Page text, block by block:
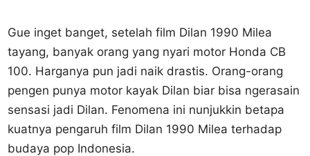
Gue inget banget, setelah film Dilan 1990 Milea
tayang, banyak orang yang nyari motor Honda CB
100. Harganya pun jadi naik drastis. Orang-orang
pengen punya motor kayak Dilan biar bisa ngerasain
sensasi jadi Dilan. Fenomena ini nunjukkin betapa
kuatnya pengaruh film Dilan 1990 Milea terhadap
budaya pop Indonesia.